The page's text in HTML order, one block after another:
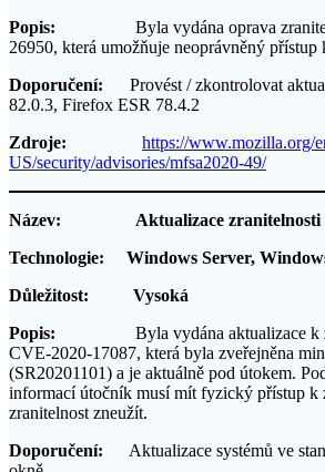
Popis:
Byla vydána oprava
26950, která umožňuje neoprávněný přístup
Doporučení:
Provést / zkontrolovat
82.0.3, Firefox ESR 78.4.2
Zdroje:
https://www.mozilla.org/
US/security/advisories/mfsa2020-49/
Název: Aktualizace zranitelnosti
Technologie: Windows Server,
Důležitost: Vysoká
Popis:
Byla vydána aktualizace k
CVE-2020-17087, která byla zveřejněna
(SR20201101) a je aktuálně pod útokem.
informací útočník musí mít fyzický přístup k
zranitelnost zneužít.
Doporučení:
Aktualizace systémů ve